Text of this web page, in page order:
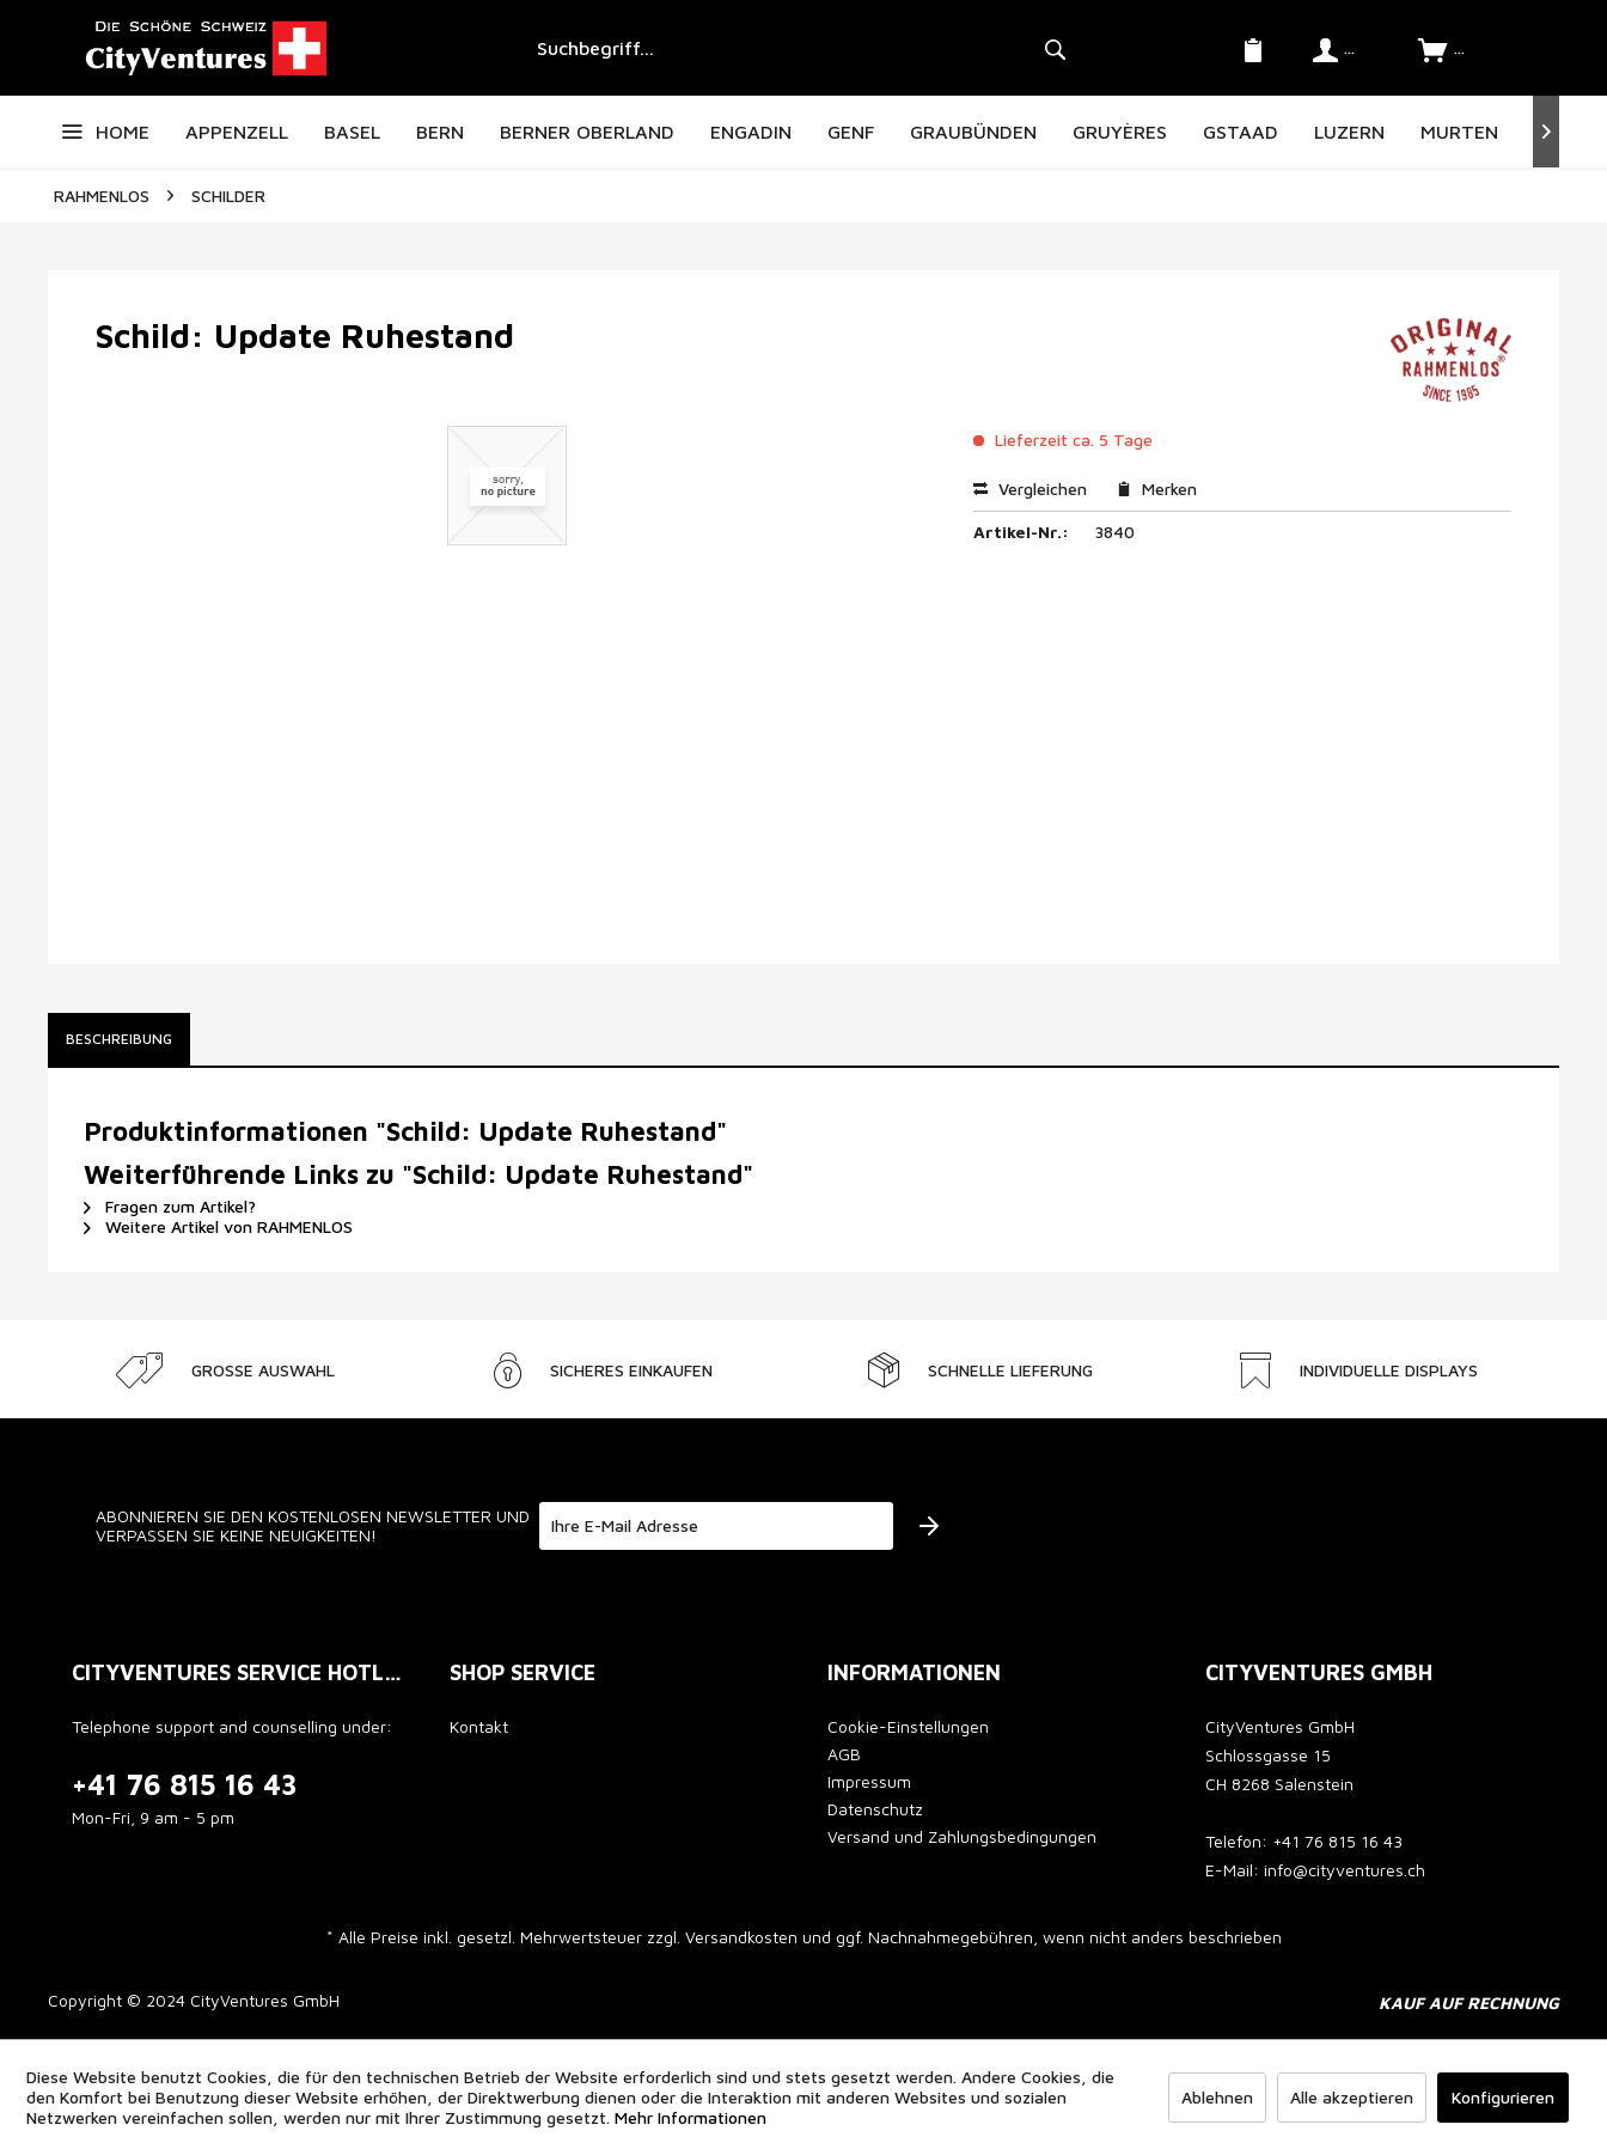
Konto SFr. 0.00 *
HOME APPENZELL BASEL BERN BERNER OBERLAND ENGADIN GENF GRAUBÜNDEN GRUYÈRES GSTAAD LUZERN MURTEN NORD

RAHMENLOS SCHILDER
Schild: Update Ruhestand
Lieferzeit ca. 5 Tage
Vergleichen Merken
Artikel-Nr.: 3840
BESCHREIBUNG
Produktinformationen "Schild: Update Ruhestand"
Weiterführende Links zu "Schild: Update Ruhestand"
Fragen zum Artikel?
Weitere Artikel von RAHMENLOS
GROSSE AUSWAHL SICHERES EINKAUFEN SCHNELLE LIEFERUNG INDIVIDUELLE DISPLAYS
ABONNIEREN SIE DEN KOSTENLOSEN NEWSLETTER UND
VERPASSEN SIE KEINE NEUIGKEITEN!
CITYVENTURES SERVICE HOTLINE
Telephone support and counselling under:
+41 76 815 16 43
Mon-Fri, 9 am - 5 pm
SHOP SERVICE
Kontakt
INFORMATIONEN
Cookie-Einstellungen
AGB
Impressum
Datenschutz
Versand und Zahlungsbedingungen
CITYVENTURES GMBH
CityVentures GmbH
Schlossgasse 15
CH 8268 Salenstein
Telefon: +41 76 815 16 43
E-Mail: info@cityventures.ch
* Alle Preise inkl. gesetzl. Mehrwertsteuer zzgl. Versandkosten und ggf. Nachnahmegebühren, wenn nicht anders beschrieben
Copyright © 2024 CityVentures GmbH KAUF AUF RECHNUNG
Diese Website benutzt Cookies, die für den technischen Betrieb der Website erforderlich sind und stets gesetzt werden. Andere Cookies, die
den Komfort bei Benutzung dieser Website erhöhen, der Direktwerbung dienen oder die Interaktion mit anderen Websites und sozialen
Netzwerken vereinfachen sollen, werden nur mit Ihrer Zustimmung gesetzt. Mehr Informationen
Ablehnen Alle akzeptieren Konfigurieren